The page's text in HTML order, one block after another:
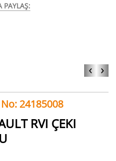
PAYLAŞ:
‹ ›
24185008
RVI ÇEKI